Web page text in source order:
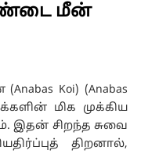
மீன்
Koi) (Anabas
மிக முக்கிய
இதன் சிறந்த சுவை
திறனால்,